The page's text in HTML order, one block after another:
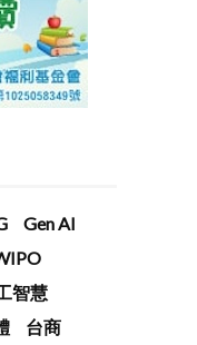
Gen AI
智慧
台商